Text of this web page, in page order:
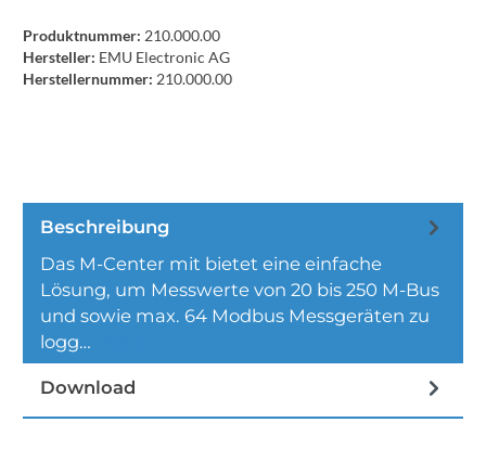
Produktnummer: 210.000.00
Hersteller: EMU Electronic AG
Herstellernummer: 210.000.00
Beschreibung
Das M-Center mit bietet eine einfache
Lösung, um Messwerte von 20 bis 250 M-Bus
und sowie max. 64 Modbus Messgeräten zu
logg…
Download